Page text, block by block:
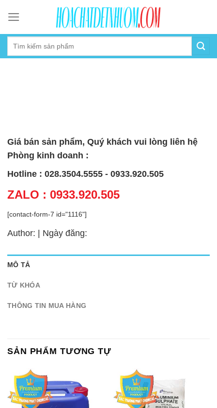
content
Giá bán sản phẩm, Quý khách vui lòng liên hệ
Phòng kinh doanh :
Hotline : 028.3504.5555 - 0933.920.505
ZALO : 0933.920.505
[contact-form-7 id="1116"]
Author: | Ngày đăng:
MÔ TẢ
TỪ KHÓA
THÔNG TIN MUA HÀNG
SẢN PHẨM TƯƠNG TỰ